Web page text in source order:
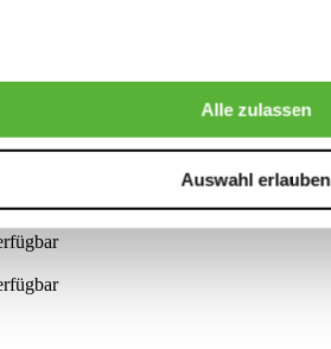
Alle zulassen
Auswahl erlauben
verfügbar